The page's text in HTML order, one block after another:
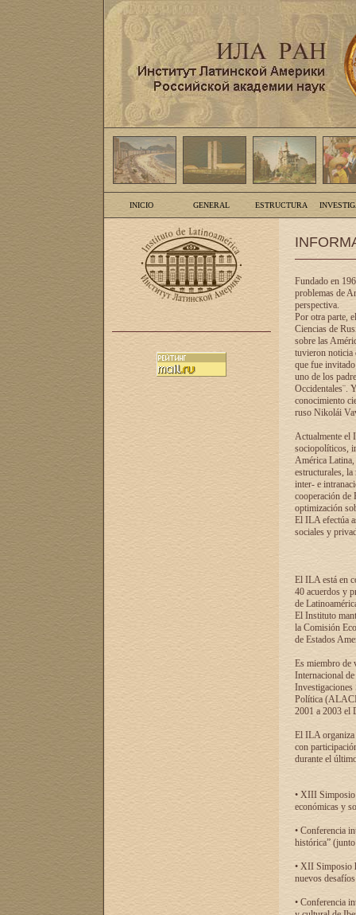
INICIO GENERAL ESTRUCTURA
Fundado en
problemas de
perspectiva.
Por otra parte,
Ciencias de
sobre las
tuvieron noticia
que fue
uno de los
Occidentales¨.
conocimiento
ruso Nikolái
Actualmente el
sociopolíticos,
América Latina,
estructurales,
inter- e
cooperación de
optimización
El ILA efectúa
sociales y
El ILA está en
40 acuerdos y
de
El Instituto
la Comisión
de Estados
Es miembro de
Internacional
Investigaciones
Política
2001 a 2003 el
El ILA organiza
con
durante el
• XIII Simposio
económicas y
• Conferencia
histórica”
• XII Simposio
nuevos
• Conferencia